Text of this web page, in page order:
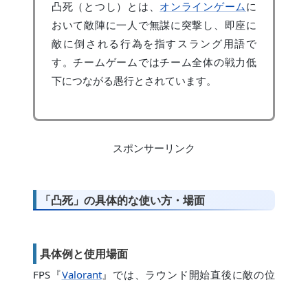
凸死（とつし）とは、 オンラインゲーム に
おいて敵陣に一人で無謀に突撃し、即座に
敵に倒される行為を指すスラング用語で
す。チームゲームではチーム全体の戦力低
下につながる愚行とされています。
スポンサーリンク
「凸死」の具体的な使い方・場面
具体例と使用場面
FPS『Valorant』では、ラウンド開始直後に敵の位